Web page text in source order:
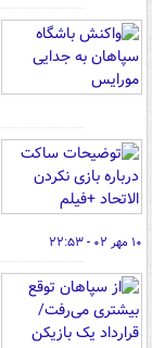
۱۰ مهر ۰۲ - ۲۲:۵۳